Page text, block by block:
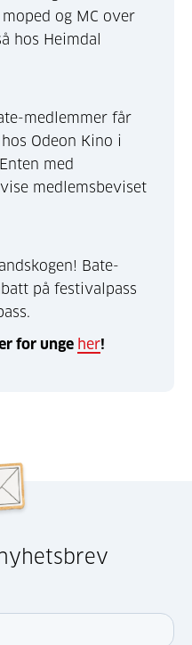
og MC over
hos Heimdal
medlemmer får
Odeon Kino i
med
medlemsbeviset
Bate-
på festivalpass
for unge her!